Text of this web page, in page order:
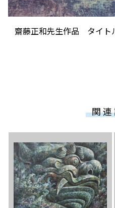
齋藤正和先生作品 タイト
関 連